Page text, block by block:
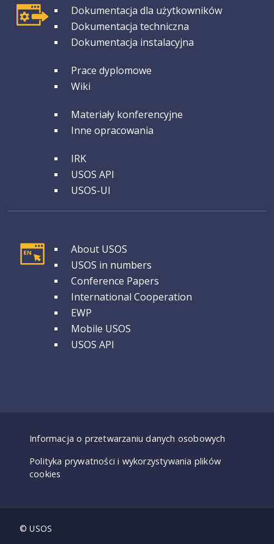
GRUPA 1Dokumentacja dla użytkowników
Dokumentacja techniczna
Dokumentacja instalacyjna
GRUPA 2Prace dyplomowe
Wiki
GRUPA 3Materiały konferencyjne
Inne opracowania
GRUPA 4
IRK
USOS API
USOS-UI
GRUPA 1About USOS
USOS in numbers
Conference Papers
International Cooperation
EWP
Mobile USOS
USOS API
© USOS
Dostępność - deklaracje
Informacja o przetwarzaniu danych osobowych
Polityka prywatności i wykorzystywania plików
cookies